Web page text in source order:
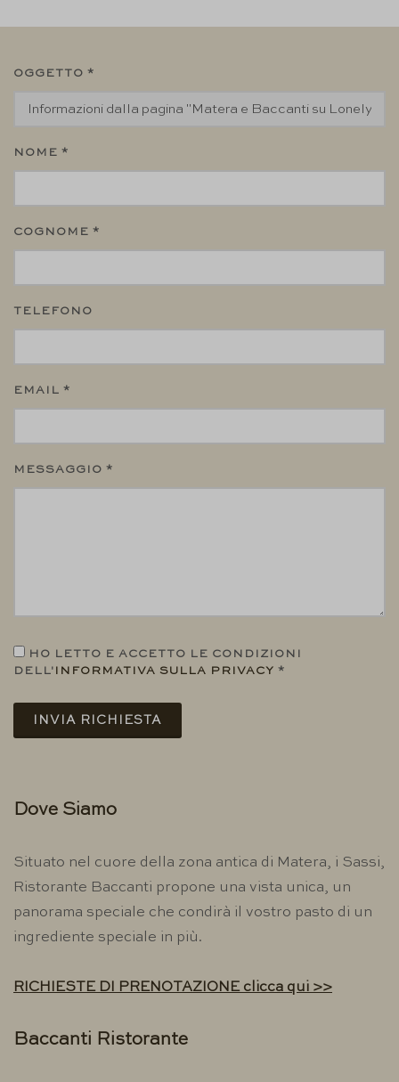
OGGETTO *
NOME *
COGNOME *
TELEFONO
EMAIL *
MESSAGGIO *
HO LETTO E ACCETTO LE CONDIZIONI
DELL' INFORMATIVA SULLA PRIVACY *
INVIA RICHIESTA
Dove Siamo
Situato nel cuore della zona antica di Matera, i Sassi,
Ristorante Baccanti propone una vista unica, un
panorama speciale che condirà il vostro pasto di un
ingrediente speciale in più.
RICHIESTE DI PRENOTAZIONE clicca qui >>
Baccanti Ristorante